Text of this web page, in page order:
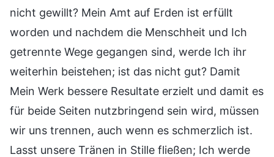
nicht gewillt? Mein Amt auf Erden ist erfüllt
worden und nachdem die Menschheit und Ich
getrennte Wege gegangen sind, werde Ich ihr
weiterhin beistehen; ist das nicht gut? Damit
Mein Werk bessere Resultate erzielt und damit es
für beide Seiten nutzbringend sein wird, müssen
wir uns trennen, auch wenn es schmerzlich ist.
Lasst unsere Tränen in Stille fließen; Ich werde